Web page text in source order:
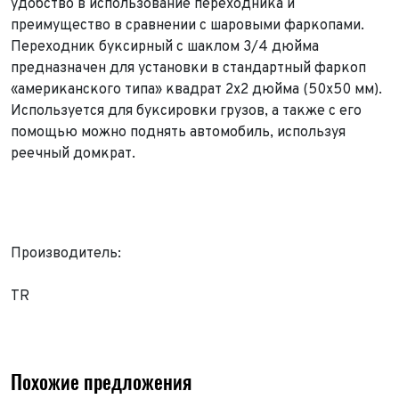
удобство в использование переходника и
преимущество в сравнении с шаровыми фаркопами.
Переходник буксирный с шаклом 3/4 дюйма
предназначен для установки в стандартный фаркоп
«американского типа» квадрат 2х2 дюйма (50х50 мм).
Используется для буксировки грузов, а также с его
помощью можно поднять автомобиль, используя
реечный домкрат.
Производитель:
TR
Похожие предложения
Обратная связь
Имя*
Тема сообщения
Выкуп авто
ФИО*
Год выпуска*
Заявка на оценку
Пробег